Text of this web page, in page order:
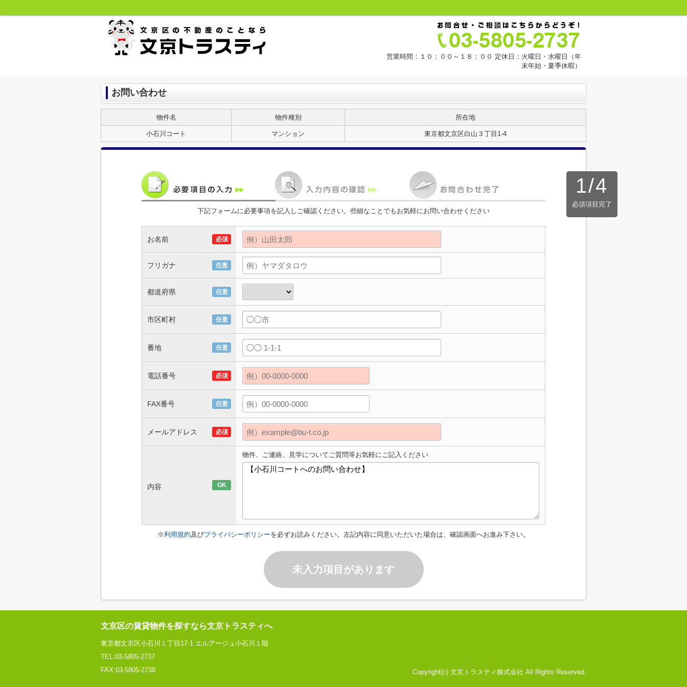
営業時間：１０：００～１８：００ 定休日：火曜日・水曜日（年
末年始・夏季休暇）
お問い合わせ
物件名 物件種別 所在地
小石川コート マンション 東京都文京区白山３丁目1-4
1/4
必須項目完了
下記フォームに必要事項を記入しご確認ください。些細なことでもお気軽にお問い合わせください
お名前 必須
フリガナ 任意
都道府県 任意
市区町村 任意
番地 任意
電話番号 必須
FAX番号 任意
メールアドレス 必須
内容 OK
物件、ご連絡、見学についてご質問等お気軽にご記入ください
※利用規約及びプライバシーポリシーを必ずお読みください。左記内容に同意いただいた場合は、確認画面へお進み下さい。
未入力項目があります
文京区の賃貸物件を探すなら文京トラスティへ
東京都文京区小石川１丁目17-1 エルアージュ小石川１階
TEL:03-5805-2737
FAX:03-5805-2738
Copyright(c) 文京トラスティ株式会社 All Rights Reserved.